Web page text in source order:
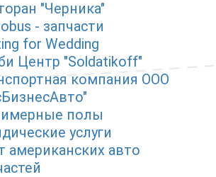
"Черника"
- запчасти
for Wedding
Центр "Soldatikoff"
компания ООО
полы
услуги
американских авто